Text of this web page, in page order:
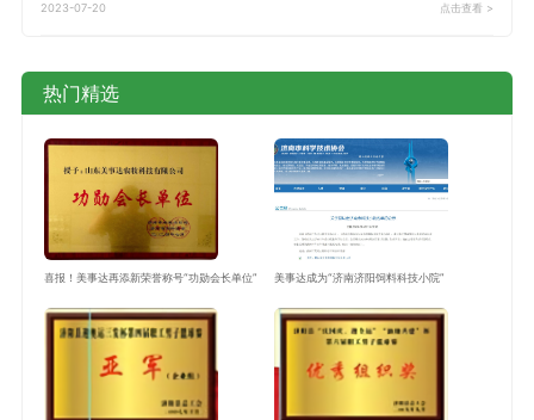
2023-07-20 点击查看 >
热门精选
喜报！美事达再添新荣誉称号“功勋会长单位” 美事达成为“济南济阳饲料科技小院”